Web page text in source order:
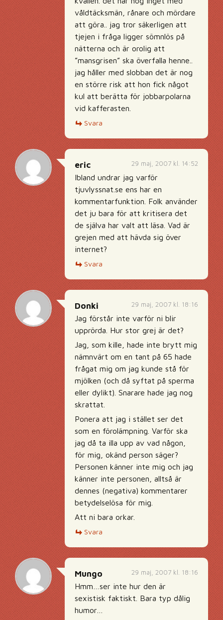
våldtäcksmän, rånare och mördare
att göra.. jag tror säkerligen att
tjejen i fråga ligger sömnlös på
nätterna och är orolig att
”mansgrisen” ska överfalla henne..
jag håller med slobban det är nog
en större risk att hon fick något
kul att berätta för jobbarpolarna
vid kafferasten.
Svara
29 maj, 2007 kl. 14:52
eric
Ibland undrar jag varför
tjuvlyssnat.se ens har en
kommentarfunktion. Folk använder
det ju bara för att kritisera det
de själva har valt att läsa. Vad är
grejen med att hävda sig över
internet?
Svara
29 maj, 2007 kl. 18:16
Donki
Jag förstår inte varför ni blir
upprörda. Hur stor grej är det?
Jag, som kille, hade inte brytt mig
nämnvärt om en tant på 65 hade
frågat mig om jag kunde stå för
mjölken (och då syftat på sperma
eller dylikt). Snarare hade jag nog
skrattat.
Ponera att jag i stället ser det
som en förolämpning. Varför ska
jag då ta illa upp av vad någon,
för mig, okänd person säger?
Personen känner inte mig och jag
känner inte personen, alltså är
dennes (negativa) kommentarer
betydelselösa för mig.
Att ni bara orkar.
Svara
29 maj, 2007 kl. 18:16
Mungo
Hmm…ser inte hur den är
sexistisk faktiskt. Bara typ dålig
humor…